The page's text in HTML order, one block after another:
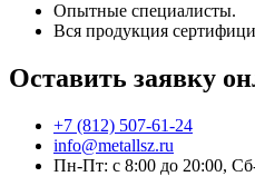
Опытные специалисты.
Вся продукция
Оставить заявку
+7 (812) 507-61-24
info@metallsz.ru
Пн-Пт: с 8:00 до 20:00,